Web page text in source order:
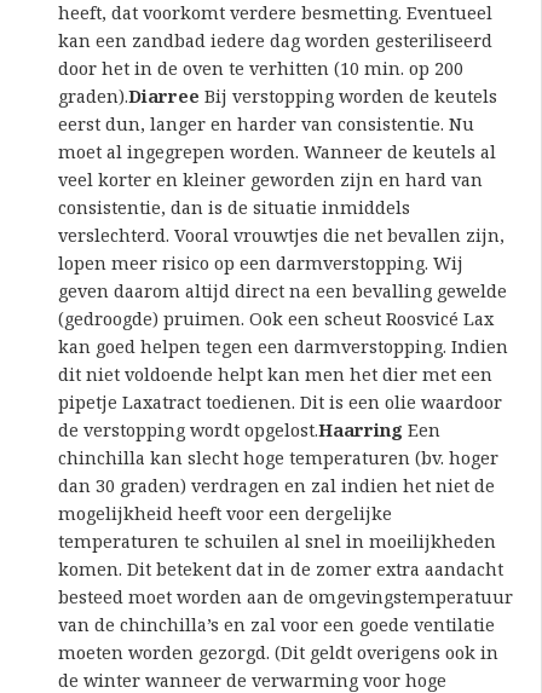
heeft, dat voorkomt verdere besmetting. Eventueel
kan een zandbad iedere dag worden gesteriliseerd
door het in de oven te verhitten (10 min. op 200
graden).Diarree Bij verstopping worden de keutels
eerst dun, langer en harder van consistentie. Nu
moet al ingegrepen worden. Wanneer de keutels al
veel korter en kleiner geworden zijn en hard van
consistentie, dan is de situatie inmiddels
verslechterd. Vooral vrouwtjes die net bevallen zijn,
lopen meer risico op een darmverstopping. Wij
geven daarom altijd direct na een bevalling gewelde
(gedroogde) pruimen. Ook een scheut Roosvicé Lax
kan goed helpen tegen een darmverstopping. Indien
dit niet voldoende helpt kan men het dier met een
pipetje Laxatract toedienen. Dit is een olie waardoor
de verstopping wordt opgelost.Haarring Een
chinchilla kan slecht hoge temperaturen (bv. hoger
dan 30 graden) verdragen en zal indien het niet de
mogelijkheid heeft voor een dergelijke
temperaturen te schuilen al snel in moeilijkheden
komen. Dit betekent dat in de zomer extra aandacht
besteed moet worden aan de omgevingstemperatuur
van de chinchilla’s en zal voor een goede ventilatie
moeten worden gezorgd. (Dit geldt overigens ook in
de winter wanneer de verwarming voor hoge